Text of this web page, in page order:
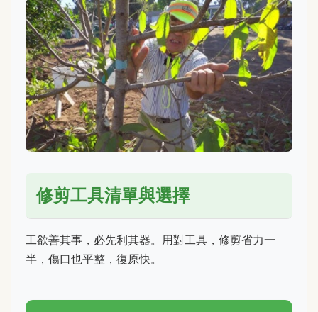
修剪工具清單與選擇
工欲善其事，必先利其器。用對工具，修剪省力一
半，傷口也平整，復原快。